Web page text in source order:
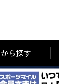
ら探す